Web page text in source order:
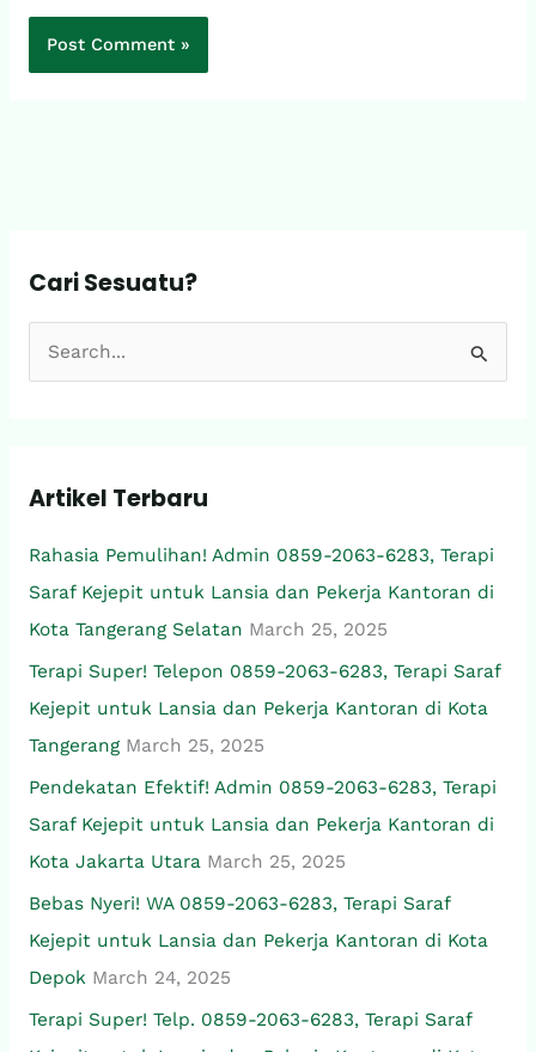
Cari Sesuatu?
c
h
f
o
Artikel Terbaru
Rahasia Pemulihan! Admin 0859-2063-6283, Terapi
Saraf Kejepit untuk Lansia dan Pekerja Kantoran di
Kota Tangerang Selatan March 25, 2025
Terapi Super! Telepon 0859-2063-6283, Terapi Saraf
Kejepit untuk Lansia dan Pekerja Kantoran di Kota
Tangerang March 25, 2025
Pendekatan Efektif! Admin 0859-2063-6283, Terapi
Saraf Kejepit untuk Lansia dan Pekerja Kantoran di
Kota Jakarta Utara March 25, 2025
Bebas Nyeri! WA 0859-2063-6283, Terapi Saraf
Kejepit untuk Lansia dan Pekerja Kantoran di Kota
Depok March 24, 2025
Terapi Super! Telp. 0859-2063-6283, Terapi Saraf